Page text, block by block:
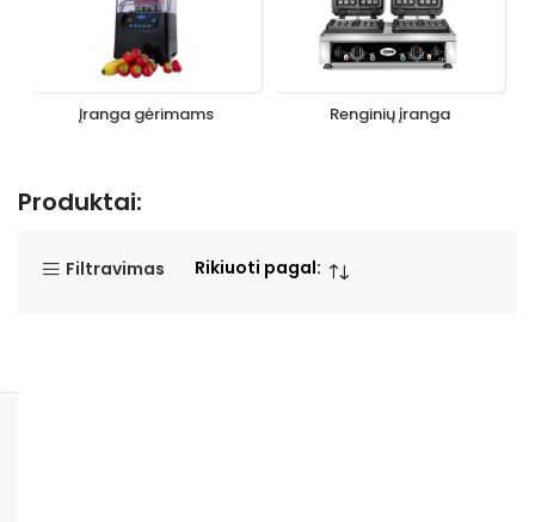
Įranga gėrimams Renginių įranga
Produktai:
Filtravimas Rikiuoti pagal: